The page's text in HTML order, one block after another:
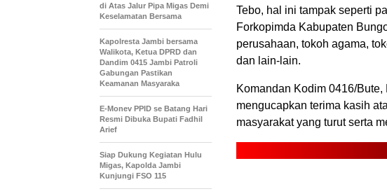
Tebo, hal ini tampak seperti
Forkopimda Kabupaten
perusahaan, tokoh agama,
dan lain-lain.
Komandan Kodim 0416/Bute,
mengucapkan terima kasih
masyarakat yang turut serta
di Atas Jalur Pipa Migas Demi
Keselamatan Bersama
Kapolresta Jambi bersama
Walikota, Ketua DPRD dan
Dandim 0415 Jambi Patroli
Gabungan Pastikan
Keamanan Masyaraka
E-Monev PPID se Batang Hari
Resmi Dibuka Bupati Fadhil
Arief
Siap Dukung Kegiatan Hulu
Migas, Kapolda Jambi
Kunjungi FSO 115